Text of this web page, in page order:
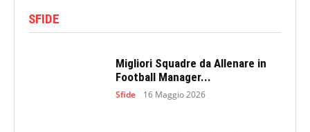
SFIDE
Migliori Squadre da Allenare in
Football Manager...
Sfide 16 Maggio 2026